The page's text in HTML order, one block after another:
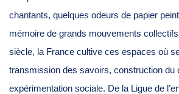
chantants, quelques odeurs de papier
mémoire de grands mouvements
siècle, la France cultive ces espaces où
transmission des savoirs, construction du
expérimentation sociale. De la Ligue de